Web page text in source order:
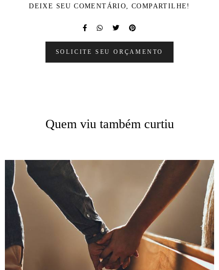
DEIXE SEU COMENTÁRIO, COMPARTILHE!
SOLICITE SEU ORÇAMENTO
Quem viu também curtiu